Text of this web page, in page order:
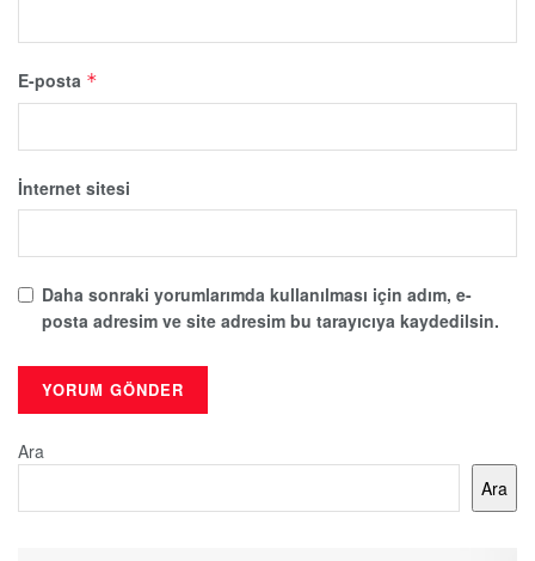
E-posta *
İnternet sitesi
Daha sonraki yorumlarımda kullanılması için adım, e-
posta adresim ve site adresim bu tarayıcıya kaydedilsin.
Ara
Ara